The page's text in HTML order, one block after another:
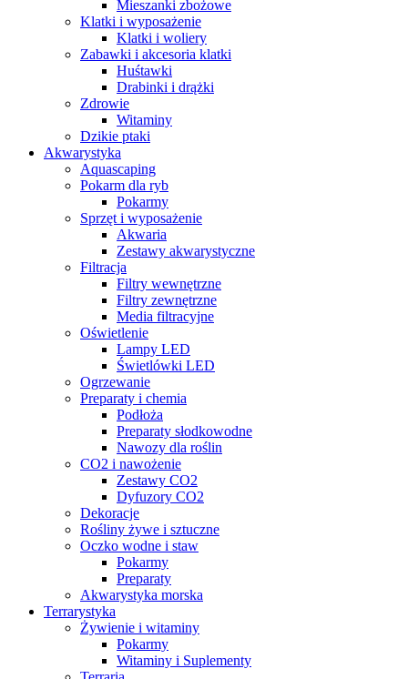
Mieszanki zbożowe
Klatki i wyposażenie
Klatki i woliery
Zabawki i akcesoria klatki
Huśtawki
Drabinki i drążki
Zdrowie
Witaminy
Dzikie ptaki
Akwarystyka
Aquascaping
Pokarm dla ryb
Pokarmy
Sprzęt i wyposażenie
Akwaria
Zestawy akwarystyczne
Filtracja
Filtry wewnętrzne
Filtry zewnętrzne
Media filtracyjne
Oświetlenie
Lampy LED
Świetlówki LED
Ogrzewanie
Preparaty i chemia
Podłoża
Preparaty słodkowodne
Nawozy dla roślin
CO2 i nawożenie
Zestawy CO2
Dyfuzory CO2
Dekoracje
Rośliny żywe i sztuczne
Oczko wodne i staw
Pokarmy
Preparaty
Akwarystyka morska
Terrarystyka
Żywienie i witaminy
Pokarmy
Witaminy i Suplementy